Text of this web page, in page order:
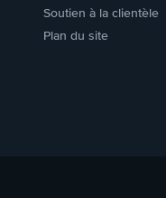
Soutien à la clientèle
Plan du site